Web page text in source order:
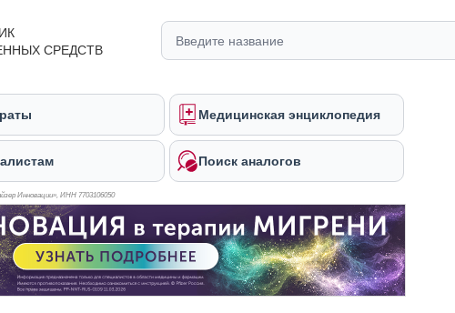
СРЕДСТВ
Медицинская энциклопедия
Поиск аналогов
Инновации», ИНН 7703106050